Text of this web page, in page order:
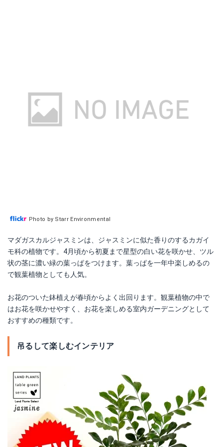
Photo by Starr Environmental
マダガスカルジャスミンは、ジャスミンに似た香りのするカガイ
モ科の植物です。4月頃から初夏まで星型の白い花を咲かせ、ツル
状の茎に濃い緑の葉っぱをつけます。葉っぱを一年中楽しめるの
で観葉植物としても人気。
お花のついた鉢植えが春頃からよく出回ります。観葉植物の中で
はお花を咲かせやすく、お花を楽しめる室内ガーデニングとして
おすすめの種類です。
吊るして楽しむインテリア